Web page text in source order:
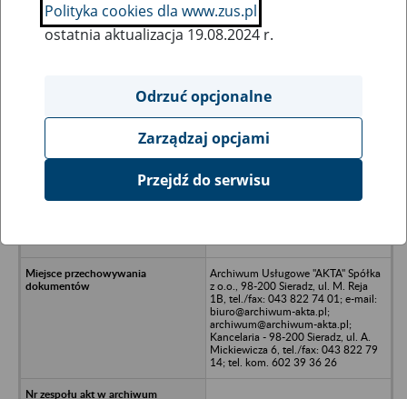
Ukryj wszystkie pozycje bazy
Przedsiębiorstwo Obuwnicze REX-
Archiwum Usługowe "AKTA" Spółka
z o.o., 98-200 Sieradz, ul. M. Reja
1B, tel./fax: 043 822 74 01; e-mail:
biuro@archiwum-akta.pl;
archiwum@archiwum-akta.pl;
Kancelaria - 98-200 Sieradz, ul. A.
Mickiewicza 6, tel./fax: 043 822 79
14; tel. kom. 602 39 36 26
Polityka cookies dla www.zus.pl
ostatnia aktualizacja 19.08.2024 r.
Odrzuć opcjonalne
Zarządzaj opcjami
Przejdź do serwisu